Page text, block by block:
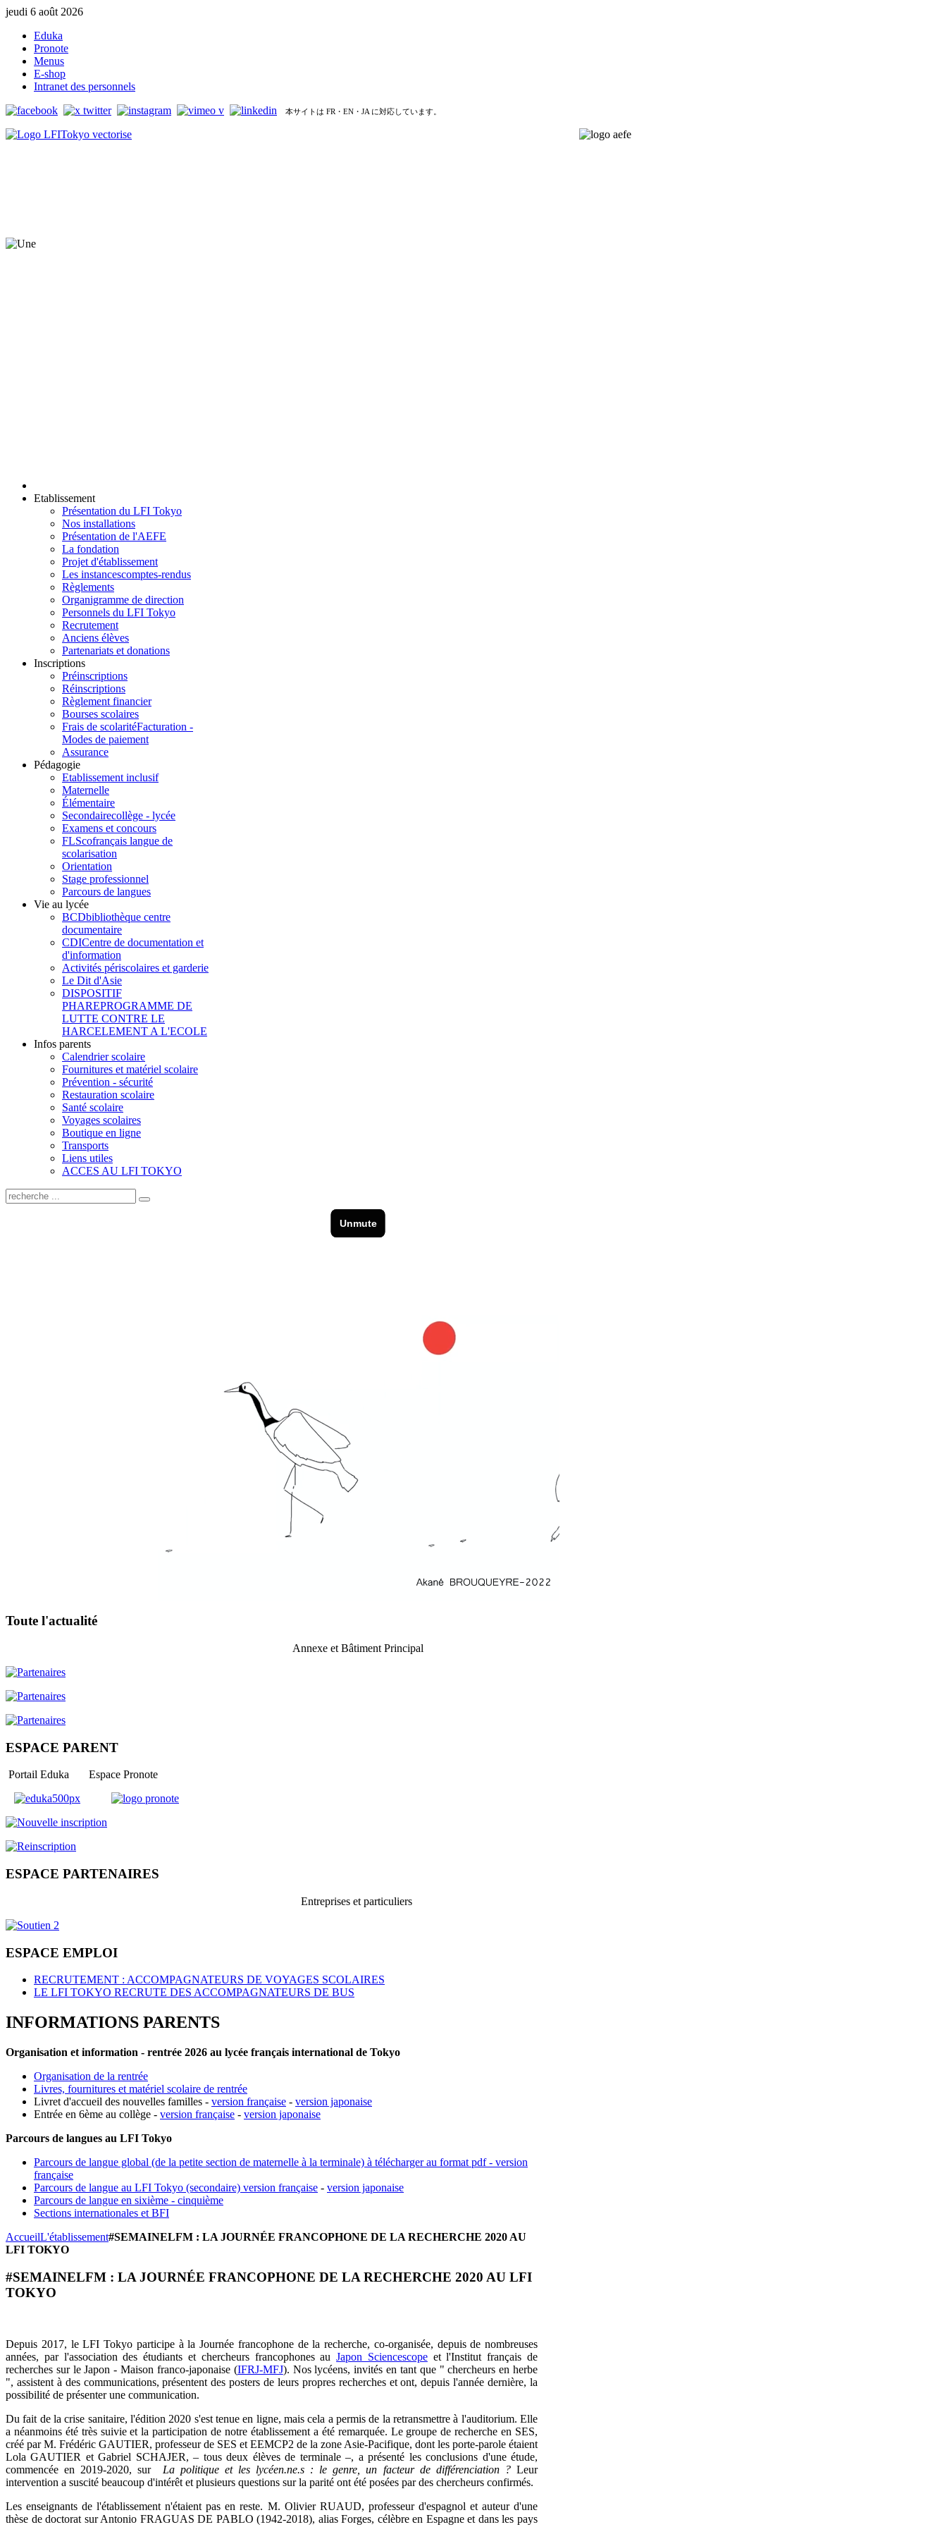
jeudi 6 août 2026
Eduka
Pronote
Menus
E-shop
Intranet des personnels
本サイトは FR・EN・JA に対応しています。
Etablissement
Présentation du LFI Tokyo
Nos installations
Présentation de l'AEFE
La fondation
Projet d'établissement
Les instancescomptes-rendus
Règlements
Organigramme de direction
Personnels du LFI Tokyo
Recrutement
Anciens élèves
Partenariats et donations
Inscriptions
Préinscriptions
Réinscriptions
Règlement financier
Bourses scolaires
Frais de scolaritéFacturation -
Modes de paiement
Assurance
Pédagogie
Etablissement inclusif
Maternelle
Élémentaire
Secondairecollège - lycée
Examens et concours
FLScofrançais langue de
scolarisation
Orientation
Stage professionnel
Parcours de langues
Vie au lycée
BCDbibliothèque centre
documentaire
CDICentre de documentation et
d'information
Activités périscolaires et garderie
Le Dit d'Asie
DISPOSITIF
PHAREPROGRAMME DE
LUTTE CONTRE LE
HARCELEMENT A L'ECOLE
Infos parents
Calendrier scolaire
Fournitures et matériel scolaire
Prévention - sécurité
Restauration scolaire
Santé scolaire
Voyages scolaires
Boutique en ligne
Transports
Liens utiles
ACCES AU LFI TOKYO
Toute l'actualité
Annexe et Bâtiment Principal
ESPACE PARENT
Portail Eduka Espace Pronote
ESPACE PARTENAIRES
Entreprises et particuliers
ESPACE EMPLOI
RECRUTEMENT : ACCOMPAGNATEURS DE VOYAGES SCOLAIRES
LE LFI TOKYO RECRUTE DES ACCOMPAGNATEURS DE BUS
INFORMATIONS PARENTS
Organisation et information - rentrée 2026 au lycée français international de Tokyo
Organisation de la rentrée
Livres, fournitures et matériel scolaire de rentrée
Livret d'accueil des nouvelles familles - version française - version japonaise
Entrée en 6ème au collège - version française - version japonaise
Parcours de langues au LFI Tokyo
Parcours de langue global (de la petite section de maternelle à la terminale) à télécharger au format pdf - version
française
Parcours de langue au LFI Tokyo (secondaire) version française - version japonaise
Parcours de langue en sixième - cinquième
Sections internationales et BFI
AccueilL'établissement#SEMAINELFM : LA JOURNÉE FRANCOPHONE DE LA RECHERCHE 2020 AU
LFI TOKYO
#SEMAINELFM : LA JOURNÉE FRANCOPHONE DE LA RECHERCHE 2020 AU LFI
TOKYO
Depuis 2017, le LFI Tokyo participe à la Journée francophone de la recherche, co-organisée, depuis de nombreuses
années, par l'association des étudiants et chercheurs francophones auJapon Sciencescopeet l'Institut français de
recherches sur le Japon - Maison franco-japonaise (IFRJ-MFJ). Nos lycéens, invités en tant que " chercheurs en herbe
", assistent à des communications, présentent des posters de leurs propres recherches et ont, depuis l'année dernière, la
possibilité de présenter une communication.
Du fait de la crise sanitaire, l'édition 2020 s'est tenue en ligne, mais cela a permis de la retransmettre à l'auditorium. Elle
a néanmoins été très suivie et la participation de notre établissement a été remarquée. Le groupe de recherche en SES,
créé par M. Frédéric GAUTIER, professeur de SES et EEMCP2 de la zone Asie-Pacifique, dont les porte-parole étaient
Lola GAUTIER et Gabriel SCHAJER, – tous deux élèves de terminale –, a présenté les conclusions d'une étude,
commencée en 2019-2020, sur La politique et les lycéen.ne.s : le genre, un facteur de différenciation ?Leur
intervention a suscité beaucoup d'intérêt et plusieurs questions sur la parité ont été posées par des chercheurs confirmés.
Les enseignants de l'établissement n'étaient pas en reste. M. Olivier RUAUD, professeur d'espagnol et auteur d'une
thèse de doctorat sur Antonio FRAGUAS DE PABLO (1942-2018), alias Forges, célèbre en Espagne et dans les pays